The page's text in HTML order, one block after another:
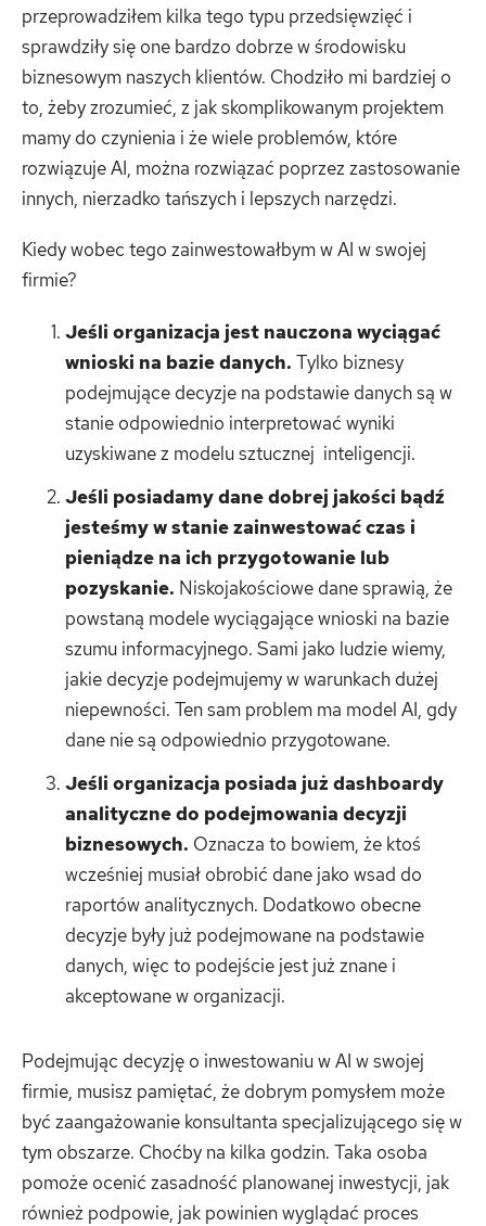
przeprowadziłem kilka tego typu przedsięwzięć i
sprawdziły się one bardzo dobrze w środowisku
biznesowym naszych klientów. Chodziło mi bardziej o
to, żeby zrozumieć, z jak skomplikowanym projektem
mamy do czynienia i że wiele problemów, które
rozwiązuje AI, można rozwiązać poprzez zastosowanie
innych, nierzadko tańszych i lepszych narzędzi.
Kiedy wobec tego zainwestowałbym w AI w swojej
firmie?
Jeśli organizacja jest nauczona wyciągać
wnioski na bazie danych. Tylko biznesy
podejmujące decyzje na podstawie danych są w
stanie odpowiednio interpretować wyniki
uzyskiwane z modelu sztucznej inteligencji.
Jeśli posiadamy dane dobrej jakości bądź
jesteśmy w stanie zainwestować czas i
pieniądze na ich przygotowanie lub
pozyskanie. Niskojakościowe dane sprawią, że
powstaną modele wyciągające wnioski na bazie
szumu informacyjnego. Sami jako ludzie wiemy,
jakie decyzje podejmujemy w warunkach dużej
niepewności. Ten sam problem ma model AI, gdy
dane nie są odpowiednio przygotowane.
Jeśli organizacja posiada już dashboardy
analityczne do podejmowania decyzji
biznesowych. Oznacza to bowiem, że ktoś
wcześniej musiał obrobić dane jako wsad do
raportów analitycznych. Dodatkowo obecne
decyzje były już podejmowane na podstawie
danych, więc to podejście jest już znane i
akceptowane w organizacji.
Podejmując decyzję o inwestowaniu w AI w swojej
firmie, musisz pamiętać, że dobrym pomysłem może
być zaangażowanie konsultanta specjalizującego się w
tym obszarze. Choćby na kilka godzin. Taka osoba
pomoże ocenić zasadność planowanej inwestycji, jak
również podpowie, jak powinien wyglądać proces